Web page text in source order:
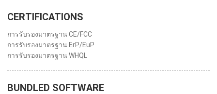
CERTIFICATIONS
การรับรองมาตรฐาน CE/FCC
การรับรองมาตรฐาน ErP/EuP
การรับรองมาตรฐาน WHQL
BUNDLED SOFTWARE